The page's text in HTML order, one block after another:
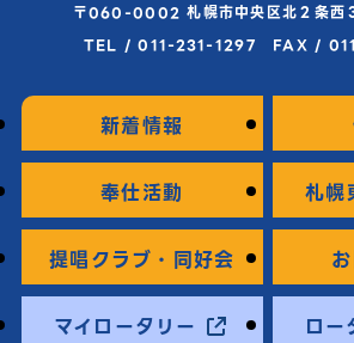
〒060-0002 札幌市中央区北２条西
TEL / 011-231-1297 FAX /
新着情報
奉仕活動 札幌
提唱クラブ・同好会
マイロータリー ロー